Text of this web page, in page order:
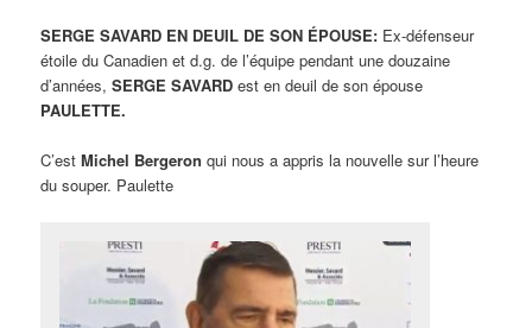
SERGE SAVARD EN DEUIL DE SON ÉPOUSE: Ex-défenseur
étoile du Canadien et d.g. de l’équipe pendant une douzaine
d’années,SERGE SAVARD est en deuil de son épouse
PAULETTE.
C’estMichel Bergeron qui nous a appris la nouvelle sur l’heure
du souper. Paulette